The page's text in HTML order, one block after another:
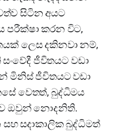
සිටින අයට
පරීක්ෂා කරන විට,
ලෙස දකිනවා නම්,
ජීවිතයට වඩා
මිනිස් ජීවිතයට වඩා
වෙතත්, බුද්ධිමය
ඔවුන් නොදනිති.
සදාකාලික බුද්ධිමත්